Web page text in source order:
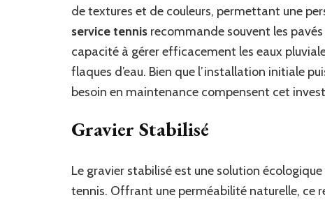
de textures et de couleurs, permettant une
service tennis recommande souvent les
capacité à gérer efficacement les eaux
flaques d’eau. Bien que l’installation initiale
besoin en maintenance compensent cet
Gravier Stabilisé
Le gravier stabilisé est une solution
tennis. Offrant une perméabilité naturelle, ce